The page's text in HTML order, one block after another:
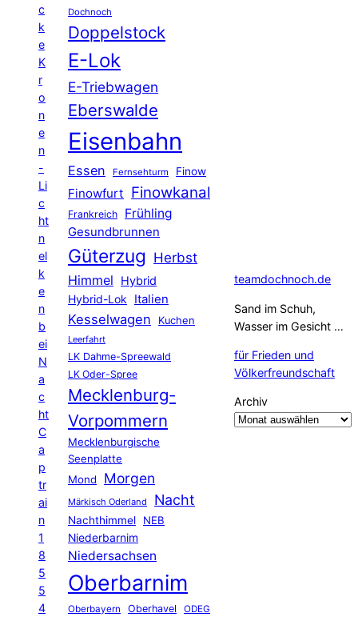
c
k
e
K
r
o
n
e
n
-
Li
c
ht
n
el
k
e
n
b
ei
N
a
c
ht
C
a
p
tr
ai
n
1
8
5
5
4
Dochnoch
Doppelstock
E-Lok
E-Triebwagen
Eberswalde
Eisenbahn
Essen Fernsehturm Finow
Finowfurt Finowkanal
Frankreich Frühling
Gesundbrunnen
Güterzug Herbst
Himmel
Hybrid
Hybrid-Lok Italien
Kesselwagen Kuchen
Leerfahrt
LK Dahme-Spreewald
LK Oder-Spree
Mecklenburg-
Vorpommern
Mecklenburgische
Seenplatte
Mond
Morgen
Märkisch Oderland Nacht
Nachthimmel
NEB
Niederbarnim
Niedersachsen
Oberbarnim
Oberbayern Oberhavel ODEG
teamdochnoch.de
Sand im Schuh,
Wasser im Gesicht …
für Frieden und
Völkerfreundschaft
Archiv